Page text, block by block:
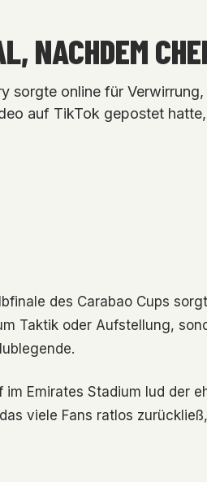
NACHDEM
sorgte online für
auf TikTok gepostet
des Carabao Cups
Taktik oder Aufstellung,
Emirates Stadium lud der
viele Fans ratlos